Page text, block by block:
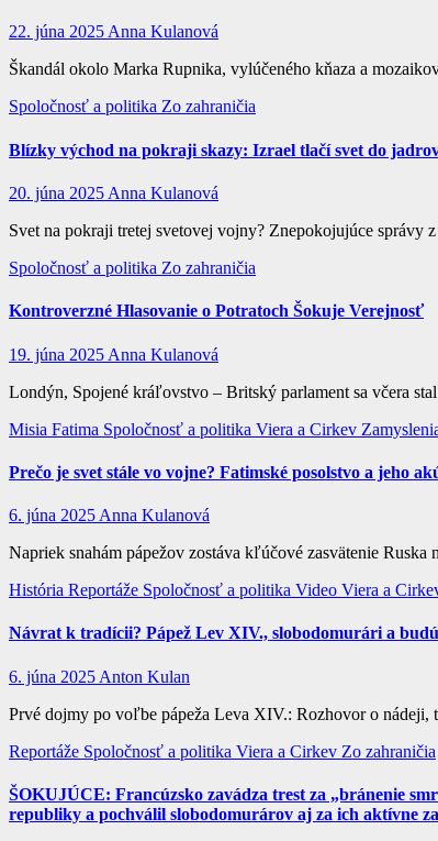
22. júna 2025Anna Kulanová
Škandál okolo Marka Rupnika, vylúčeného kňaza a
Spoločnosť a politika Zo zahraničia
Blízky východ na pokraji skazy: Izrael tlačí svet do
20. júna 2025 Anna Kulanová
Svet na pokraji tretej svetovej vojny? Znepokojujúce
Spoločnosť a politika Zo zahraničia
Kontroverzné Hlasovanie o Potratoch Šokuje Verejnosť
19. júna 2025 Anna Kulanová
Londýn, Spojené kráľovstvo – Britský parlament sa včera
Misia Fatima Spoločnosť a politika Viera a Cirkev
Prečo je svet stále vo vojne? Fatimské posolstvo a jeho
6. júna 2025 Anna Kulanová
Napriek snahám pápežov zostáva kľúčové zasvätenie
História Reportáže Spoločnosť a politika Video Viera a
Návrat k tradícii? Pápež Lev XIV., slobodomurári a
6. júna 2025 Anton Kulan
Prvé dojmy po voľbe pápeža Leva XIV.: Rozhovor o
Reportáže Spoločnosť a politika Viera a Cirkev Zo zahraničia
ŠOKUJÚCE: Francúzsko zavádza trest za „bránenie
republiky a pochválil slobodomurárov aj za ich aktívne